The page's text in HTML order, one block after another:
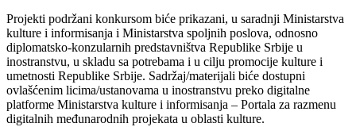
Projekti podržani konkursom biće prikazani, u saradnji Ministarstva
kulture i informisanja i Ministarstva spoljnih poslova, odnosno
diplomatsko-konzularnih predstavništva Republike Srbije u
inostranstvu, u skladu sa potrebama i u cilju promocije kulture i
umetnosti Republike Srbije. Sadržaj/materijali biće dostupni
ovlašćenim licima/ustanovama u inostranstvu preko digitalne
platforme Ministarstva kulture i informisanja – Portala za razmenu
digitalnih međunarodnih projekata u oblasti kulture.